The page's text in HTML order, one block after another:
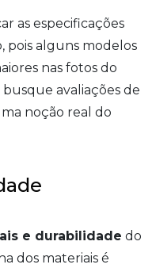
as especificações
pois alguns modelos
nas fotos do
avaliações de
noção real do
e durabilidade do
dos materiais é